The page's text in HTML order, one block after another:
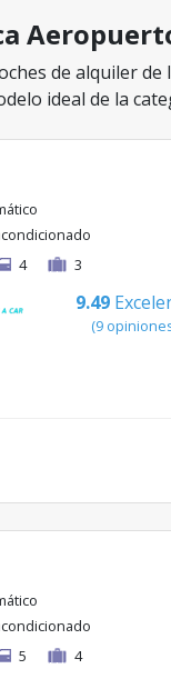
de alquiler
ideal de la
4 3
9.49
(9
5 4